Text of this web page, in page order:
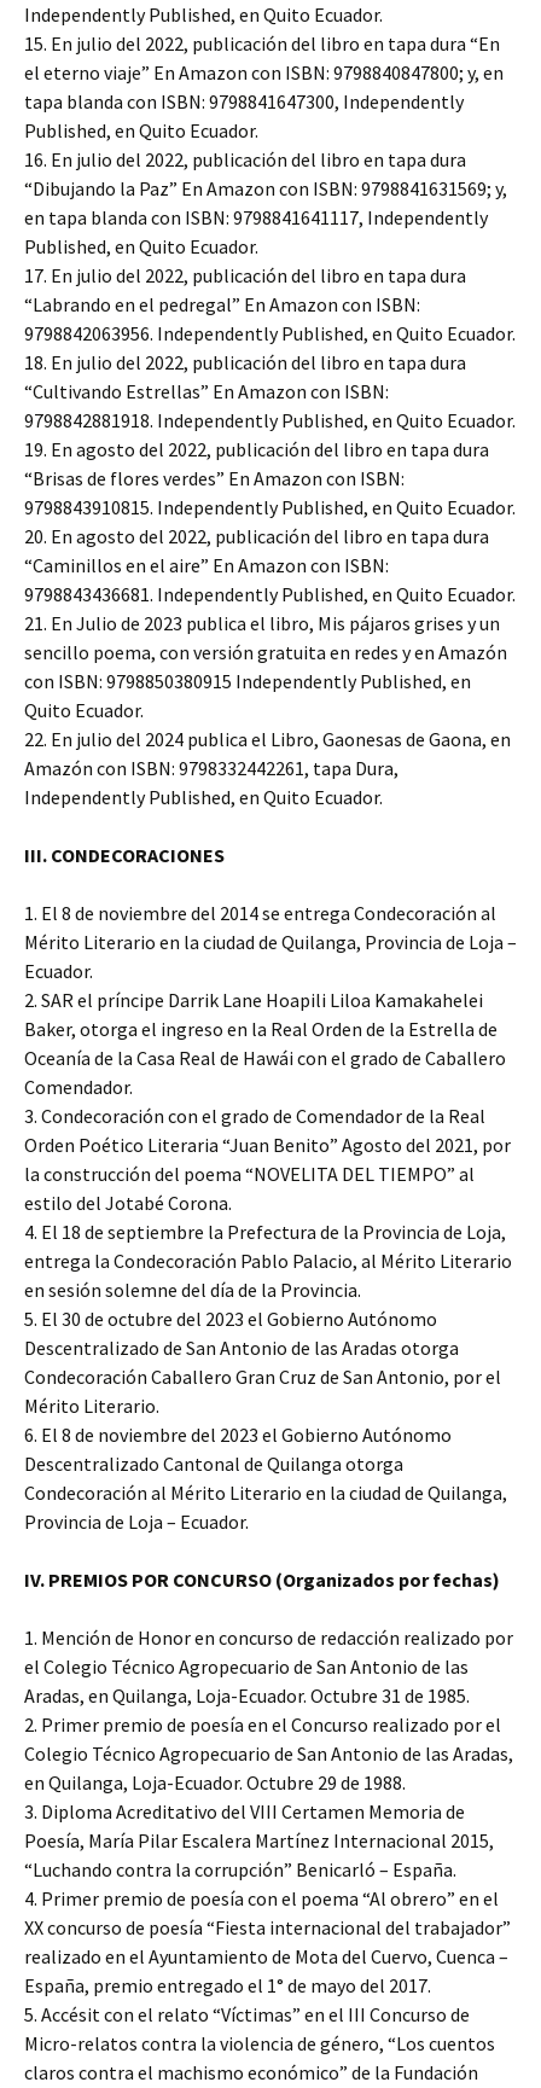
Independently Published, en Quito Ecuador.
15. En julio del 2022, publicación del libro en tapa dura “En
el eterno viaje” En Amazon con ISBN: 9798840847800; y, en
tapa blanda con ISBN: 9798841647300, Independently
Published, en Quito Ecuador.
16. En julio del 2022, publicación del libro en tapa dura
“Dibujando la Paz” En Amazon con ISBN: 9798841631569; y,
en tapa blanda con ISBN: 9798841641117, Independently
Published, en Quito Ecuador.
17. En julio del 2022, publicación del libro en tapa dura
“Labrando en el pedregal” En Amazon con ISBN:
9798842063956. Independently Published, en Quito Ecuador.
18. En julio del 2022, publicación del libro en tapa dura
“Cultivando Estrellas” En Amazon con ISBN:
9798842881918. Independently Published, en Quito Ecuador.
19. En agosto del 2022, publicación del libro en tapa dura
“Brisas de flores verdes” En Amazon con ISBN:
9798843910815. Independently Published, en Quito Ecuador.
20. En agosto del 2022, publicación del libro en tapa dura
“Caminillos en el aire” En Amazon con ISBN:
9798843436681. Independently Published, en Quito Ecuador.
21. En Julio de 2023 publica el libro, Mis pájaros grises y un
sencillo poema, con versión gratuita en redes y en Amazón
con ISBN: 9798850380915 Independently Published, en
Quito Ecuador.
22. En julio del 2024 publica el Libro, Gaonesas de Gaona, en
Amazón con ISBN: 9798332442261, tapa Dura,
Independently Published, en Quito Ecuador.
III. CONDECORACIONES
1. El 8 de noviembre del 2014 se entrega Condecoración al
Mérito Literario en la ciudad de Quilanga, Provincia de Loja –
Ecuador.
2. SAR el príncipe Darrik Lane Hoapili Liloa Kamakahelei
Baker, otorga el ingreso en la Real Orden de la Estrella de
Oceanía de la Casa Real de Hawái con el grado de Caballero
Comendador.
3. Condecoración con el grado de Comendador de la Real
Orden Poético Literaria “Juan Benito” Agosto del 2021, por
la construcción del poema “NOVELITA DEL TIEMPO” al
estilo del Jotabé Corona.
4. El 18 de septiembre la Prefectura de la Provincia de Loja,
entrega la Condecoración Pablo Palacio, al Mérito Literario
en sesión solemne del día de la Provincia.
5. El 30 de octubre del 2023 el Gobierno Autónomo
Descentralizado de San Antonio de las Aradas otorga
Condecoración Caballero Gran Cruz de San Antonio, por el
Mérito Literario.
6. El 8 de noviembre del 2023 el Gobierno Autónomo
Descentralizado Cantonal de Quilanga otorga
Condecoración al Mérito Literario en la ciudad de Quilanga,
Provincia de Loja – Ecuador.
IV. PREMIOS POR CONCURSO (Organizados por fechas)
1. Mención de Honor en concurso de redacción realizado por
el Colegio Técnico Agropecuario de San Antonio de las
Aradas, en Quilanga, Loja-Ecuador. Octubre 31 de 1985.
2. Primer premio de poesía en el Concurso realizado por el
Colegio Técnico Agropecuario de San Antonio de las Aradas,
en Quilanga, Loja-Ecuador. Octubre 29 de 1988.
3. Diploma Acreditativo del VIII Certamen Memoria de
Poesía, María Pilar Escalera Martínez Internacional 2015,
“Luchando contra la corrupción” Benicarló – España.
4. Primer premio de poesía con el poema “Al obrero” en el
XX concurso de poesía “Fiesta internacional del trabajador”
realizado en el Ayuntamiento de Mota del Cuervo, Cuenca –
España, premio entregado el 1° de mayo del 2017.
5. Accésit con el relato “Víctimas” en el III Concurso de
Micro-relatos contra la violencia de género, “Los cuentos
claros contra el machismo económico” de la Fundación